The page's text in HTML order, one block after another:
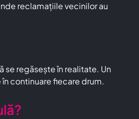
reclamațiile vecinilor au
se regăsește în realitate. Un
continuare fiecare drum.